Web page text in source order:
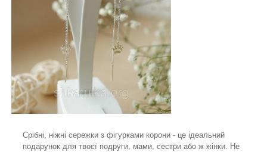
Срібні, ніжні сережки з фігурками корони - це ідеальний
подарунок для твоєї подруги, мами, сестри або ж жінки. Не